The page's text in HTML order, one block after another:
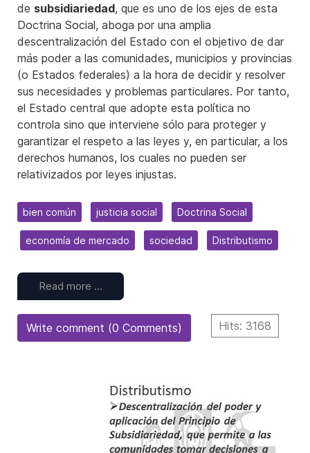
de subsidiariedad, que es uno de los ejes de esta
Doctrina Social, aboga por una amplia
descentralización del Estado con el objetivo de dar
más poder a las comunidades, municipios y provincias
(o Estados federales) a la hora de decidir y resolver
sus necesidades y problemas particulares. Por tanto,
el Estado central que adopte esta política no
controla sino que interviene sólo para proteger y
garantizar el respeto a las leyes y, en particular, a los
derechos humanos, los cuales no pueden ser
relativizados por leyes injustas.
bien común justicia social Doctrina Social
economía de mercado sociedad Distributismo
Read more …
Hits: 3168
Write comment (0 Comments)